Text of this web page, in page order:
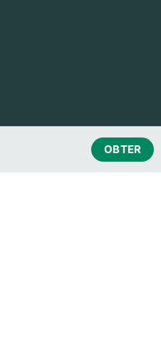
OBTER